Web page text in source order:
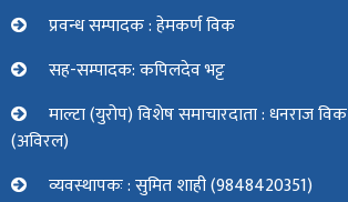
प्रवन्ध सम्पादक : हेमकर्ण विक
सह-सम्पादक: कपिलदेव भट्ट
माल्टा (युरोप) विशेष समाचारदाता : धनराज विक
(अविरल)
व्यवस्थापकः : सुमित शाही (9848420351)